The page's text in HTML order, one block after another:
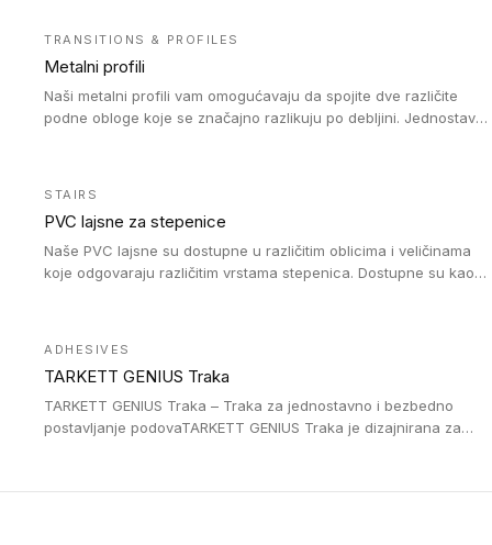
TRANSITIONS & PROFILES
Metalni profili
Naši metalni profili vam omogućavaju da spojite dve različite
podne obloge koje se značajno razlikuju po debljini. Jednostavni
STAIRS
PVC lajsne za stepenice
Naše PVC lajsne su dostupne u različitim oblicima i veličinama
koje odgovaraju različitim vrstama stepenica. Dostupne su kao
uglom, sa poluprečnikom savijanja od 2R za stepenice više od
16 cm. Poste i verzije od aluminijuma za oblasti pod visokim
opterećenjem. Postavljaju se na postojeći pod. Veoma su
ADHESIVES
TARKETT GENIUS Traka
TARKETT GENIUS Traka – Traka za jednostavno i bezbedno
postavljanje podovaTARKETT GENIUS Traka je dizajnirana za